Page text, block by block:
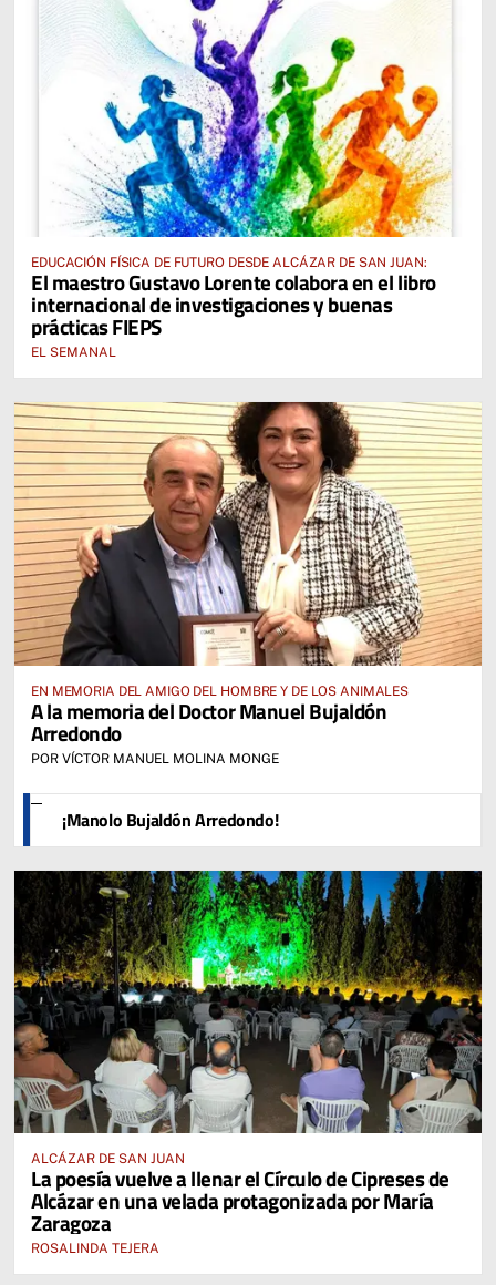
EDUCACIÓN FÍSICA DE FUTURO DESDE ALCÁZAR DE SAN JUAN:
El maestro Gustavo Lorente colabora en el libro
internacional de investigaciones y buenas
prácticas FIEPS
EL SEMANAL
EN MEMORIA DEL AMIGO DEL HOMBRE Y DE LOS ANIMALES
A la memoria del Doctor Manuel Bujaldón
Arredondo
POR VÍCTOR MANUEL MOLINA MONGE
¡Manolo Bujaldón Arredondo!
ALCÁZAR DE SAN JUAN
La poesía vuelve a llenar el Círculo de Cipreses de
Alcázar en una velada protagonizada por María
Zaragoza
ROSALINDA TEJERA